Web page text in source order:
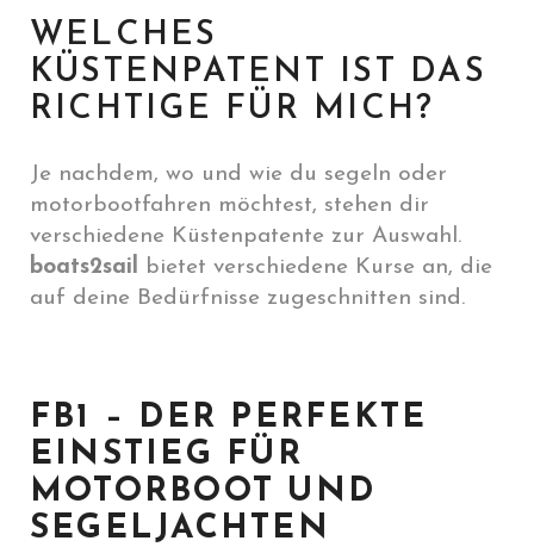
WELCHES
KÜSTENPATENT IST DAS
RICHTIGE FÜR MICH?
Je nachdem, wo und wie du segeln oder
motorbootfahren möchtest, stehen dir
verschiedene Küstenpatente zur Auswahl.
boats2sail bietet verschiedene Kurse an, die
auf deine Bedürfnisse zugeschnitten sind.
FB1 – DER PERFEKTE
EINSTIEG FÜR
MOTORBOOT UND
SEGELJACHTEN